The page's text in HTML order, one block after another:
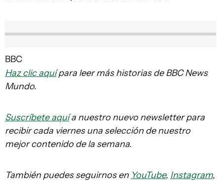
BBC
Haz clic aquípara leer más historias de BBC News
Mundo.
Suscríbete aquía nuestro nuevo newsletter para
recibir cada viernes una selección de nuestro
mejor contenido de la semana.
También puedes seguirnos en YouTube, Instagram,